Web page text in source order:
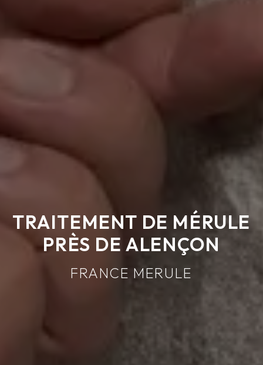
TRAITEMENT DE MÉRULE
PRÈS DE ALENÇON
FRANCE MERULE